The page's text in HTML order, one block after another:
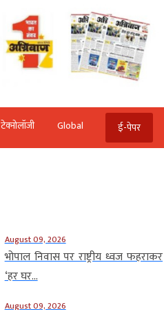
टेक्‍नोलॉजी Global ई-पेपर
August 09, 2026
भोपाल निवास पर राष्ट्रीय ध्वज फहराकर
‘हर घर...
August 09, 2026